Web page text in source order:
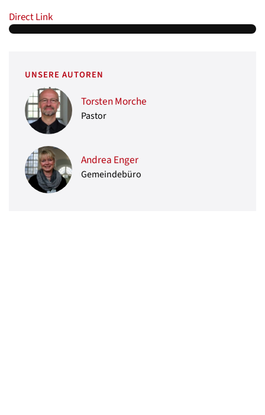
Direct Link
UNSERE AUTOREN
Torsten Morche
Pastor
Andrea Enger
Gemeindebüro